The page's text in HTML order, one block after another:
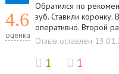
4.6
оценка
Обратился по
зуб. Ставили
оперативно. Второй
Отзыв оставлен
1 1